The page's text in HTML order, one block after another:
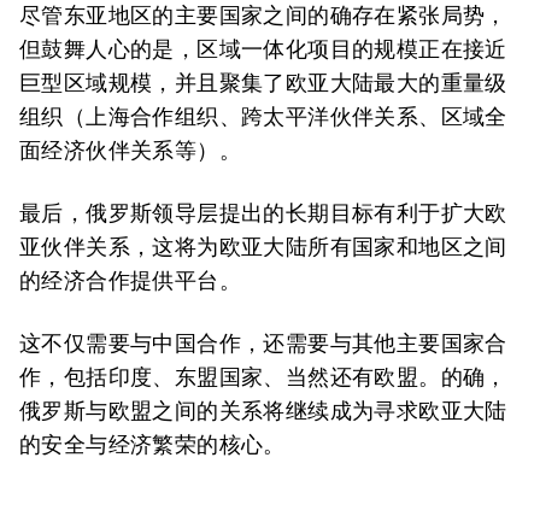
尽管东亚地区的主要国家之间的确存在紧张局势，
但鼓舞人心的是，区域一体化项目的规模正在接近
巨型区域规模，并且聚集了欧亚大陆最大的重量级
组织（上海合作组织、跨太平洋伙伴关系、区域全
面经济伙伴关系等）。
最后，俄罗斯领导层提出的长期目标有利于扩大欧
亚伙伴关系，这将为欧亚大陆所有国家和地区之间
的经济合作提供平台。
这不仅需要与中国合作，还需要与其他主要国家合
作，包括印度、东盟国家、当然还有欧盟。的确，
俄罗斯与欧盟之间的关系将继续成为寻求欧亚大陆
的安全与经济繁荣的核心。